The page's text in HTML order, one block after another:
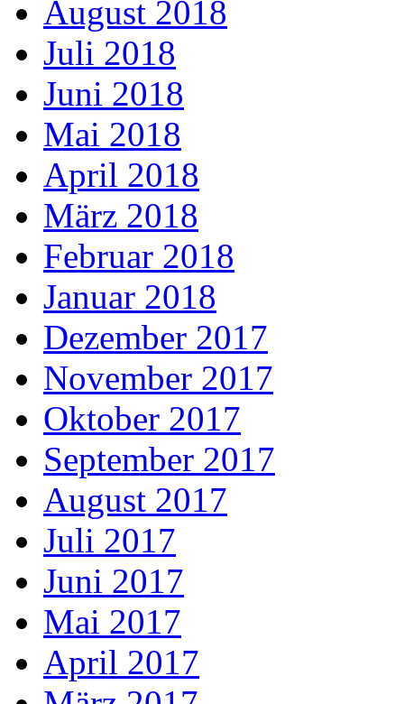
August 2018
Juli 2018
Juni 2018
Mai 2018
April 2018
März 2018
Februar 2018
Januar 2018
Dezember 2017
November 2017
Oktober 2017
September 2017
August 2017
Juli 2017
Juni 2017
Mai 2017
April 2017